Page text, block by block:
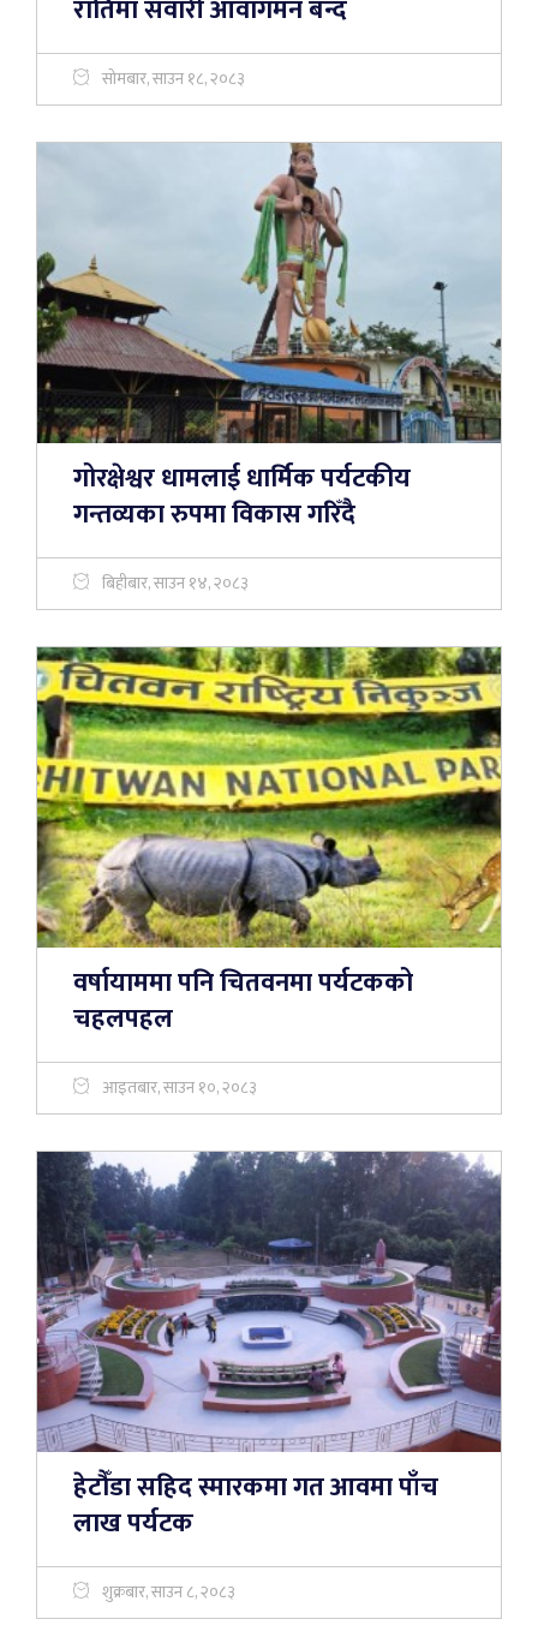
रातिमा सवारी आवागमन बन्द
सोमबार, साउन १८, २०८३
गोरक्षेश्वर धामलाई धार्मिक पर्यटकीय
गन्तव्यका रुपमा विकास गरिँदै
बिहीबार, साउन १४, २०८३
वर्षायाममा पनि चितवनमा पर्यटकको
चहलपहल
आइतबार, साउन १०, २०८३
हेटौँडा सहिद स्मारकमा गत आवमा पाँच
लाख पर्यटक
शुक्रबार, साउन ८, २०८३